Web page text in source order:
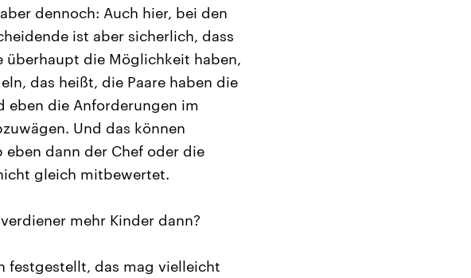
dennoch: Auch hier, bei den
ist aber sicherlich, dass
überhaupt die Möglichkeit haben,
das heißt, die Paare haben die
eben die Anforderungen im
Und das können
dann der Chef oder die
gleich mitbewertet.
mehr Kinder dann?
festgestellt, das mag vielleicht